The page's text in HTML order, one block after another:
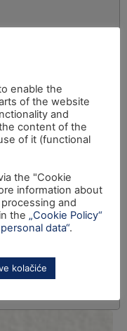
enable the
of the website
and
content of the
of it (functional
the "Cookie
information about
and
the „Cookie Policy“
data“.
kolačiće